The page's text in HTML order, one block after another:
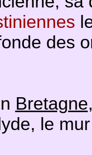
des
Bretagne
le